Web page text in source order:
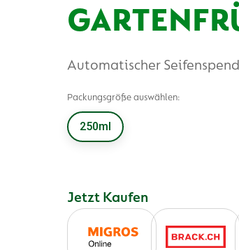
Automatischer
Packungsgröße auswählen:
250ml
Jetzt Kaufen